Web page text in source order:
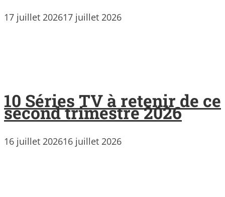
17 juillet 202617 juillet 2026
10 Séries TV à retenir de ce
second trimestre 2026
16 juillet 202616 juillet 2026